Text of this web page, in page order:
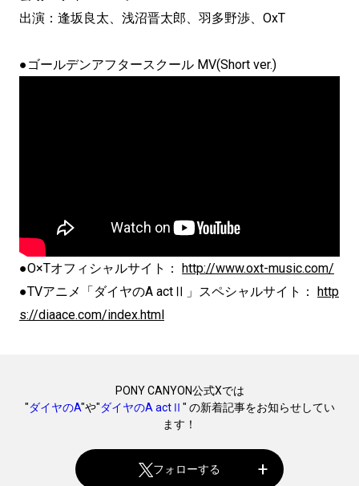
出演：逢坂良太、浅沼晋太郎、羽多野渉、OxT
●ゴールデンアフタースクール MV(Short ver.)
●O×Tオフィシャルサイト：
http://www.oxt-music.com/
●TVアニメ「ダイヤのA actⅡ」スペシャルサイト：
http
s://diaace.com/index.html
PONY CANYON公式Xでは
"ダイヤのA"や"ダイヤのA actⅡ " の新着記事をお知らせしてい
ます！
フォローする